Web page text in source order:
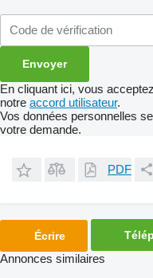
En cliquant ici, vous
notre accord utilisateur.
Vos données personnelles
votre demande.
PDF
Écrire
Annonces similaires